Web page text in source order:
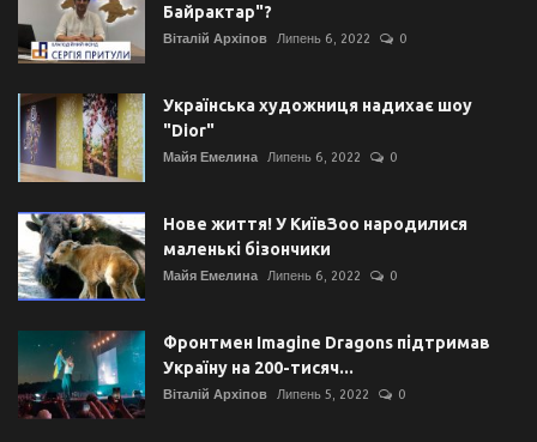
Байрактар"?
Віталій Архіпов Липень 6, 2022 0
Українська художниця надихає шоу
"Dior"
Майя Емелина Липень 6, 2022 0
Нове життя! У КиївЗоо народилися
маленькі бізончики
Майя Емелина Липень 6, 2022 0
Фронтмен Imagine Dragons підтримав
Україну на 200-тисяч...
Віталій Архіпов Липень 5, 2022 0